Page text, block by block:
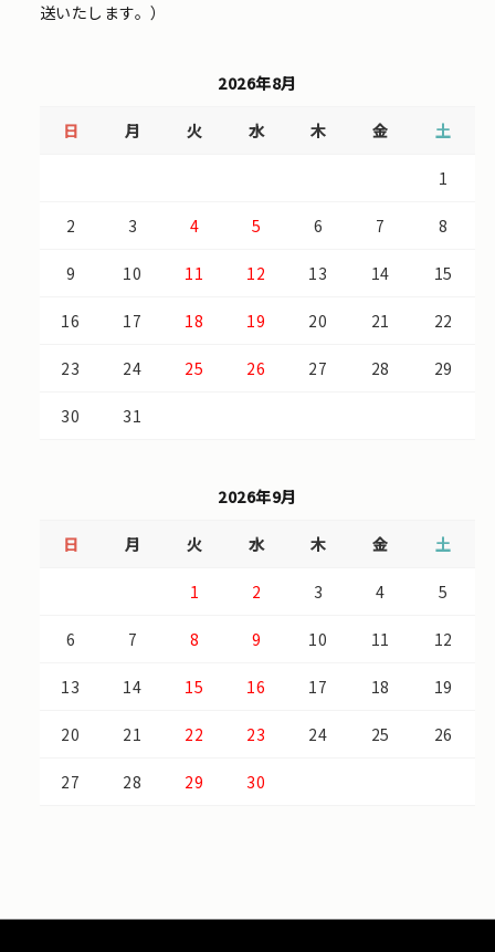
送いたします。）
2026年8月
日 月 火 水 木 金 土
1
2 3 4 5 6 7 8
9 10 11 12 13 14 15
16 17 18 19 20 21 22
23 24 25 26 27 28 29
30 31
2026年9月
日 月 火 水 木 金 土
1 2 3 4 5
6 7 8 9 10 11 12
13 14 15 16 17 18 19
20 21 22 23 24 25 26
27 28 29 30